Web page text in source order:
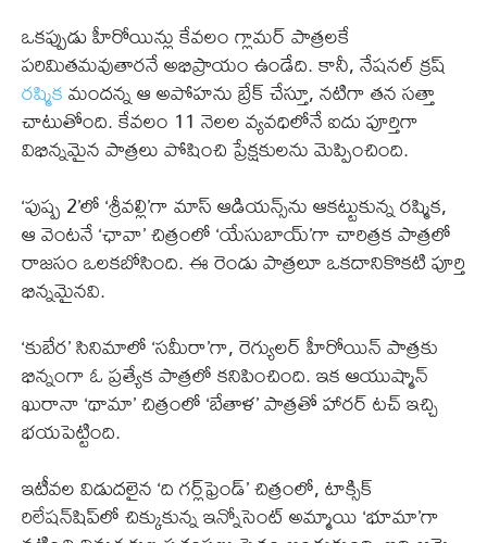
ఒకప్పుడు హీరోయిన్లు కేవలం గ్లామర్ పాత్రలకే
పరిమితమవుతారనే అభిప్రాయం ఉండేది. కానీ, నేషనల్ క్రష్
రష్మికమందన్న ఆ అపోహను బ్రేక్ చేస్తూ, నటిగా తన సత్తా
చాటుతోంది. కేవలం 11 నెలల వ్యవధిలోనే ఐదు పూర్తిగా
విభిన్నమైన పాత్రలు పోషించి ప్రేక్షకులను మెప్పించింది.
‘పుష్ప 2’లో ‘శ్రీవల్లి’గా మాస్ ఆడియన్స్‌ను ఆకట్టుకున్న రష్మిక,
ఆ వెంటనే ‘ఛావా’ చిత్రంలో ‘యేసుబాయ్’గా చారిత్రక పాత్రలో
రాజసం ఒలకబోసింది. ఈ రెండు పాత్రలూ ఒకదానికొకటి పూర్తి
భిన్నమైనవి.
‘కుబేర’ సినిమాలో ‘సమీరా’గా, రెగ్యులర్ హీరోయిన్ పాత్రకు
భిన్నంగా ఓ ప్రత్యేక పాత్రలో కనిపించింది. ఇక ఆయుష్మాన్
ఖురానా ‘థామా’ చిత్రంలో ‘బేతాళ’ పాత్రతో హారర్ టచ్ ఇచ్చి
భయపెట్టింది.
ఇటీవల విడుదలైన ‘ది గర్ల్‌ఫ్రెండ్’ చిత్రంలో, టాక్సిక్
రిలేషన్‌షిప్‌లో చిక్కుకున్న ఇన్నోసెంట్ అమ్మాయి ‘భూమా’గా